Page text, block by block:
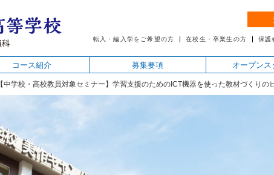
転入・編入学をご希望の方 在校生・卒業生の方 保護
コース紹介 募集要項 オープンス
【中学校・高校教員対象セミナー】学習支援のためのICT機器を使った教材づくりの